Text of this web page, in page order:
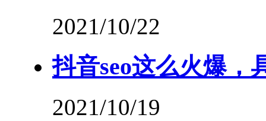
2021/10/22
抖音seo这么火爆，
2021/10/19